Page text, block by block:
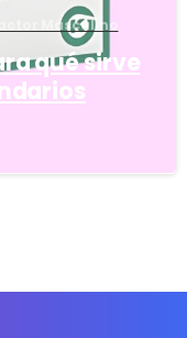
Masculino
qué sirve